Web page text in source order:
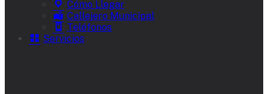
Cómo Llegar
Callejero Municipal
Teléfonos
Servicios